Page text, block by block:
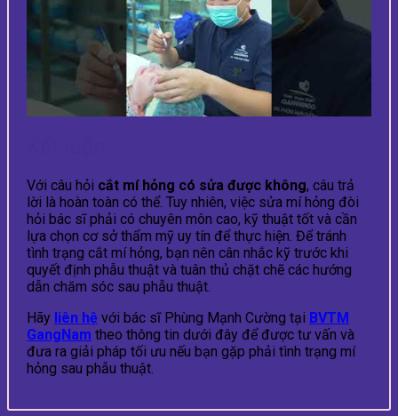
Với câu hỏi cắt mí hỏng có sửa được không, câu trả
lời là hoàn toàn có thể. Tuy nhiên, việc sửa mí hỏng đòi
hỏi bác sĩ phải có chuyên môn cao, kỹ thuật tốt và cần
lựa chọn cơ sở thẩm mỹ uy tín để thực hiện. Để tránh
tình trạng cắt mí hỏng, bạn nên cân nhắc kỹ trước khi
quyết định phẫu thuật và tuân thủ chặt chẽ các hướng
dẫn chăm sóc sau phẫu thuật.
Hãy liên hệ với bác sĩ Phùng Mạnh Cường tại BVTM
GangNam theo thông tin dưới đây để được tư vấn và
đưa ra giải pháp tối ưu nếu bạn gặp phải tình trạng mí
hỏng sau phẫu thuật.